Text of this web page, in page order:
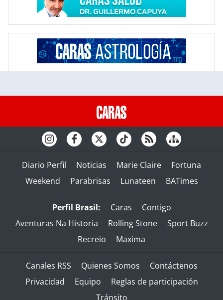
Diario Perfil Noticias Marie Claire
Fortuna
Weekend
Parabrisas Lunateen BATimes
Perfil Brasil: Caras
Contigo
Aventuras Na Historia
Rolling Stone
Sport Buzz
Recreio
Maxima
Canales RSS Quienes Somos
Contáctenos
Privacidad
Equipo
Reglas de participación
Tránsito